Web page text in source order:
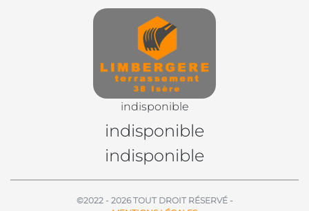
indisponible
indisponible
indisponible
©2022 - 2026 TOUT DROIT RÉSERVÉ -